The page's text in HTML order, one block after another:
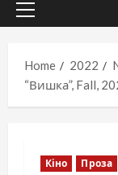
Primary
Home
2022
“Вишка”, Fall,
Кіно Проза